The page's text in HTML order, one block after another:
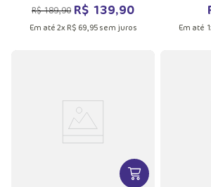
R$189,90 R$ 139,90
Em até 2x R$ 69,95sem juros Em até 1
VER MAIS